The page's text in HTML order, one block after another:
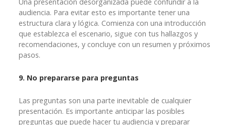
audiencia. Para evitar esto es importante tener una
estructura clara y lógica. Comienza con una introducción
que establezca el escenario, sigue con tus hallazgos y
recomendaciones, y concluye con un resumen y próximos
pasos.
9. No prepararse para preguntas
Las preguntas son una parte inevitable de cualquier
presentación. Es importante anticipar las posibles
preguntas que puede hacer tu audiencia y preparar